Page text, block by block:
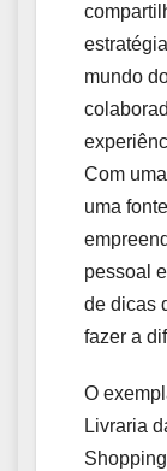
mundo
Com
uma
pessoal
de dicas
fazer a
O
Livraria